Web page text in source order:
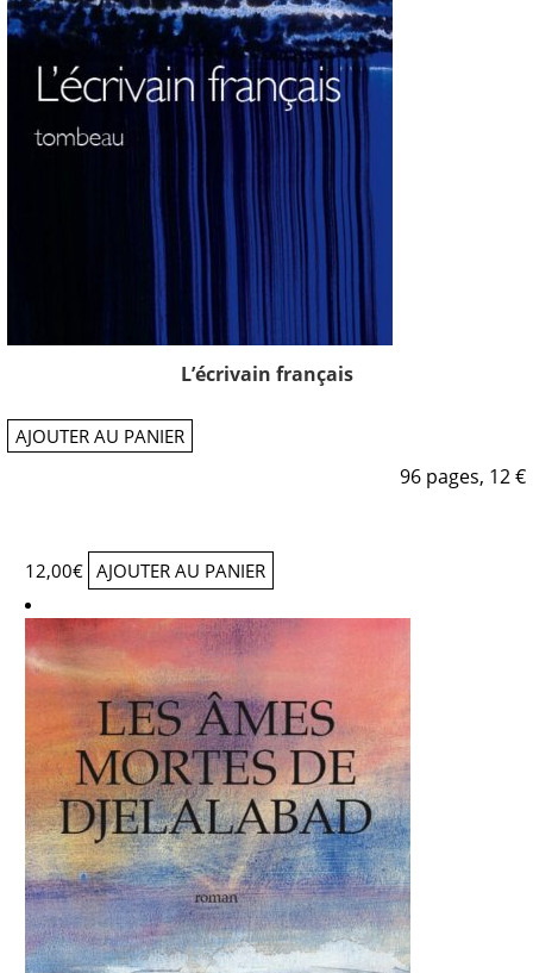
L’écrivain français
AJOUTER AU PANIER
96 pages, 12 €
12,00€ AJOUTER AU PANIER